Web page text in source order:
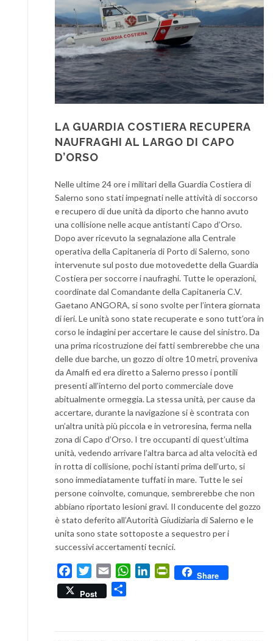
LA GUARDIA COSTIERA RECUPERA
NAUFRAGHI AL LARGO DI CAPO
D’ORSO
Nelle ultime 24 ore i militari della Guardia Costiera di
Salerno sono stati impegnati nelle attività di soccorso
e recupero di due unità da diporto che hanno avuto
una collisione nelle acque antistanti Capo d’Orso.
Dopo aver ricevuto la segnalazione alla Centrale
operativa della Capitaneria di Porto di Salerno, sono
intervenute sul posto due motovedette della Guardia
Costiera per soccorre i naufraghi. Tutte le operazioni,
coordinate dal Comandante della Capitaneria C.V.
Gaetano ANGORA, si sono svolte per l’intera giornata
di ieri. Le unità sono state recuperate e sono tutt’ora in
corso le indagini per accertare le cause del sinistro. Da
una prima ricostruzione dei fatti sembrerebbe che una
delle due barche, un gozzo di oltre 10 metri, proveniva
da Amalfi ed era diretto a Salerno presso i pontili
presenti all’interno del porto commerciale dove
abitualmente ormeggia. La stessa unità, per cause da
accertare, durante la navigazione si è scontrata con
un’altra unità più piccola e in vetroresina, ferma nella
zona di Capo d’Orso. I tre occupanti di quest’ultima
unità, vedendo arrivare l’altra barca ad alta velocità ed
in rotta di collisione, pochi istanti prima dell’urto, si
sono immediatamente tuffati in mare. Tutte le sei
persone coinvolte, comunque, sembrerebbe che non
abbiano riportato lesioni gravi. Il conducente del gozzo
è stato deferito all’Autorità Giudiziaria di Salerno e le
unita sono state sottoposte a sequestro per i
successivi accertamenti tecnici.
FacebookTwitterEmail WhatsApp
LinkedInPrintFriendly
Share
Post